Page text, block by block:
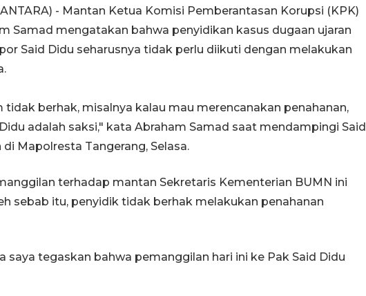
- Mantan Ketua Komisi Pemberantasan Korupsi (KPK)
Samad mengatakan bahwa penyidikan kasus dugaan ujaran
Said Didu seharusnya tidak perlu diikuti dengan melakukan
tidak berhak, misalnya kalau mau merencanakan penahanan,
adalah saksi," kata Abraham Samad saat mendampingi Said
Mapolresta Tangerang, Selasa.
terhadap mantan Sekretaris Kementerian BUMN ini
sebab itu, penyidik tidak berhak melakukan penahanan
saya tegaskan bahwa pemanggilan hari ini ke Pak Said Didu